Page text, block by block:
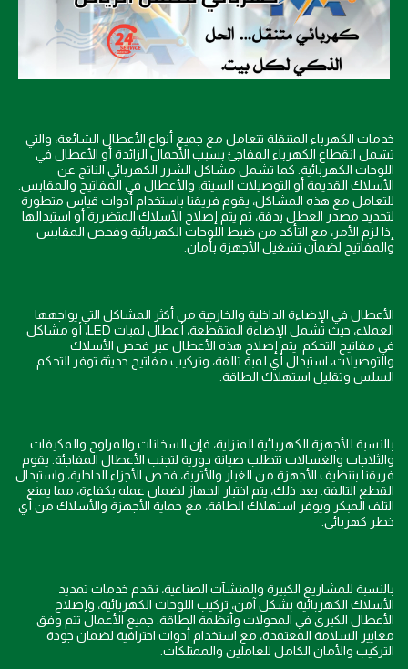
خدمات الكهرباء المتنقلة تتعامل مع جميع أنواع الأعطال الشائعة، والتي
تشمل انقطاع الكهرباء المفاجئ بسبب الأحمال الزائدة أو الأعطال في
اللوحات الكهربائية. كما تشمل مشاكل الشرر الكهربائي الناتج عن
الأسلاك القديمة أو التوصيلات السيئة، والأعطال في المفاتيح والمقابس.
للتعامل مع هذه المشاكل، يقوم فريقنا باستخدام أدوات قياس متطورة
لتحديد مصدر العطل بدقة، ثم يتم إصلاح الأسلاك المتضررة أو استبدالها
إذا لزم الأمر، مع التأكد من ضبط اللوحات الكهربائية وفحص المقابس
والمفاتيح لضمان تشغيل الأجهزة بأمان.
الأعطال في الإضاءة الداخلية والخارجية من أكثر المشاكل التي يواجهها
العملاء، حيث تشمل الإضاءة المتقطعة، أعطال لمبات LED، أو مشاكل
في مفاتيح التحكم. يتم إصلاح هذه الأعطال عبر فحص الأسلاك
والتوصيلات، استبدال أي لمبة تالفة، وتركيب مفاتيح حديثة توفر التحكم
السلس وتقليل استهلاك الطاقة.
بالنسبة للأجهزة الكهربائية المنزلية، فإن السخانات والمراوح والمكيفات
والثلاجات والغسالات تتطلب صيانة دورية لتجنب الأعطال المفاجئة. يقوم
فريقنا بتنظيف الأجهزة من الغبار والأتربة، فحص الأجزاء الداخلية، واستبدال
القطع التالفة. بعد ذلك، يتم اختبار الجهاز لضمان عمله بكفاءة، مما يمنع
التلف المبكر ويوفر استهلاك الطاقة، مع حماية الأجهزة والأسلاك من أي
خطر كهربائي.
بالنسبة للمشاريع الكبيرة والمنشآت الصناعية، نقدم خدمات تمديد
الأسلاك الكهربائية بشكل آمن، تركيب اللوحات الكهربائية، وإصلاح
الأعطال الكبرى في المحولات وأنظمة الطاقة. جميع الأعمال تتم وفق
معايير السلامة المعتمدة، مع استخدام أدوات احترافية لضمان جودة
التركيب والأمان الكامل للعاملين والممتلكات.